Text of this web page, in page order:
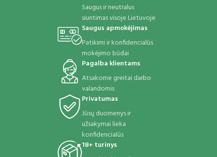
Saugus ir neutralus
siuntimas visoje Lietuvoje
Saugus apmokėjimas
Patikimi ir konfidencialūs
mokėjimo būdai
Pagalba klientams
Atsakome greitai darbo
valandomis
Privatumas
Jūsų duomenys ir
užsakymai lieka
konfidencialūs
18+ turinys